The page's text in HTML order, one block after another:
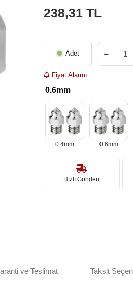
238,31 TL
Adet
Fiyat Alarmı
0.6mm
0.4mm 0.6mm
Hızlı Gönderi
ve Teslimat Taksit